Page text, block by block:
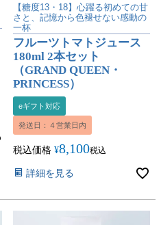
【糖度13・18】心躍る初めての甘
さと、記憶から色褪せない感動の
一杯
フルーツトマトジュース
180ml 2本セット
（GRAND QUEEN・
PRINCESS）
eギフト対応
発送日：４営業日内
税込価格 ¥8,100税込
詳細を見る